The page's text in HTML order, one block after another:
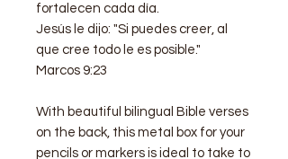
fortalecen cada día.
Jesús le dijo: "Si puedes creer, al
que cree todo le es posible."
Marcos 9:23
With beautiful bilingual Bible verses
on the back, this metal box for your
pencils or markers is ideal to take to